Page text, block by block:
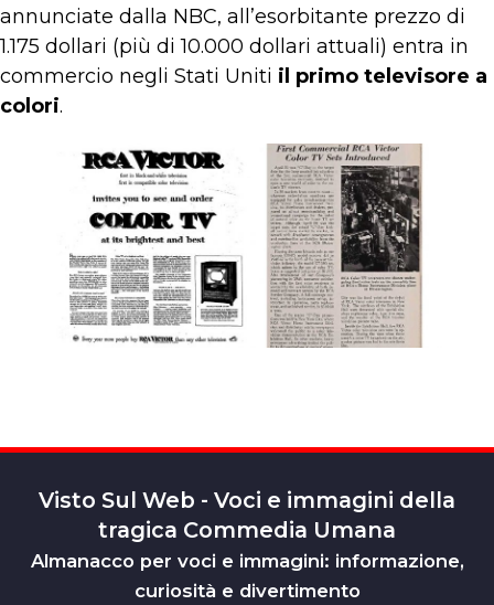
annunciate dalla NBC, all’esorbitante prezzo di
1.175 dollari (più di 10.000 dollari attuali) entra in
commercio negli Stati Uniti il primo televisore a
colori.
Visto Sul Web - Voci e immagini della
tragica Commedia Umana
Almanacco per voci e immagini: informazione,
curiosità e divertimento